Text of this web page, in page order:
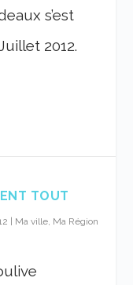
s’est
2012.
TOUT
| Ma ville, Ma Région